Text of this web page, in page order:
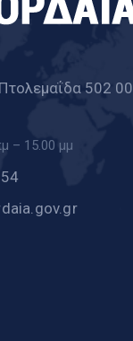
502 00
– 15.00 μμ